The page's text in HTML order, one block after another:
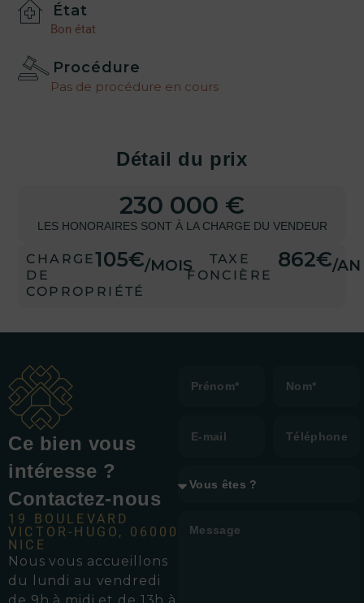
État
Bon état
Procédure
Pas de procédure en cours
Détail du prix
230 000 €
LES HONORAIRES SONT À LA CHARGE DU VENDEUR
CHARGE
DE
COPROPRIÉTÉ
105€/MOIS
TAXE
FONCIÈRE
862€/AN
Ce bien vous
intéresse ?
Contactez-nous
19 BOULEVARD
VICTOR-HUGO, 06000
NICE
Nous vous accueillons
d u lundi au vendredi